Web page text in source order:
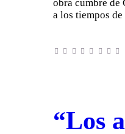
obra cumbre de
a los tiempos
“Los